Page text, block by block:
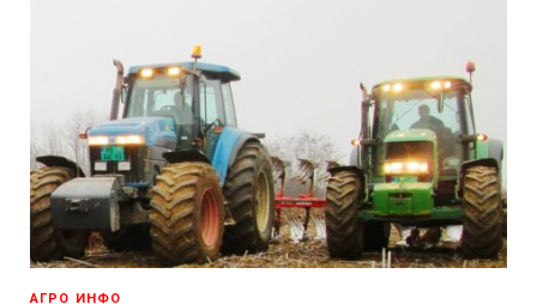
АГРО ИНФО